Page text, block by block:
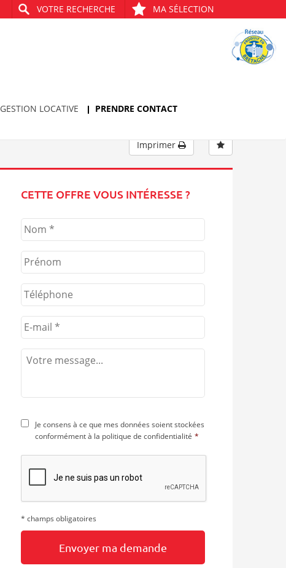
VOTRE RECHERCHE MA SÉLECTION
GESTION LOCATIVE PRENDRE CONTACT
Imprimer
CETTE OFFRE VOUS INTÉRESSE ?
Je consens à ce que mes données soient stockées
conformément à la politique de confidentialité *
* champs obligatoires